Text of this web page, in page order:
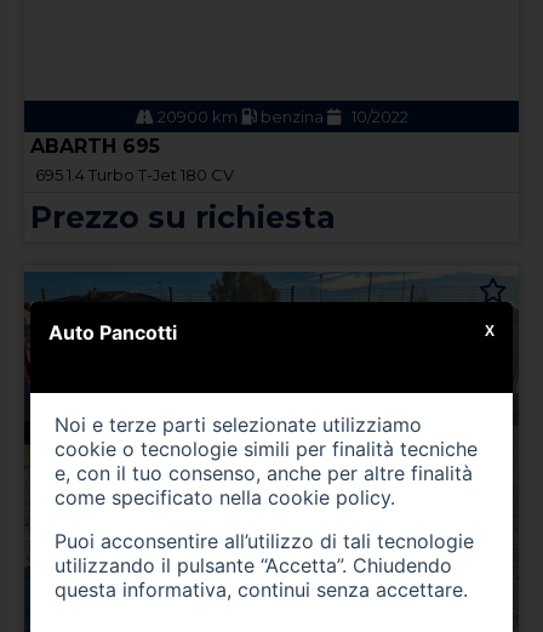
20900 km benzina 10/2022
ABARTH 695
695 1.4 Turbo T-Jet 180 CV
Prezzo su richiesta
Auto Pancotti
Noi e terze parti selezionate utilizziamo
cookie o tecnologie simili per finalità tecniche
e, con il tuo consenso, anche per altre finalità
come specificato nella cookie policy.
Puoi acconsentire all’utilizzo di tali tecnologie
utilizzando il pulsante “Accetta”. Chiudendo
questa informativa, continui senza accettare.
X